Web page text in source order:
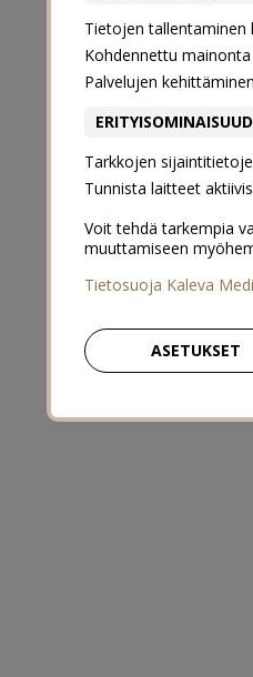
Tietojen
Kohdennettu
Palvelujen
Tarkkojen
Tunnista laitteet
Voit tehdä tarkempia
muuttamiseen
Tietosuoja Kaleva
ASETUKSET